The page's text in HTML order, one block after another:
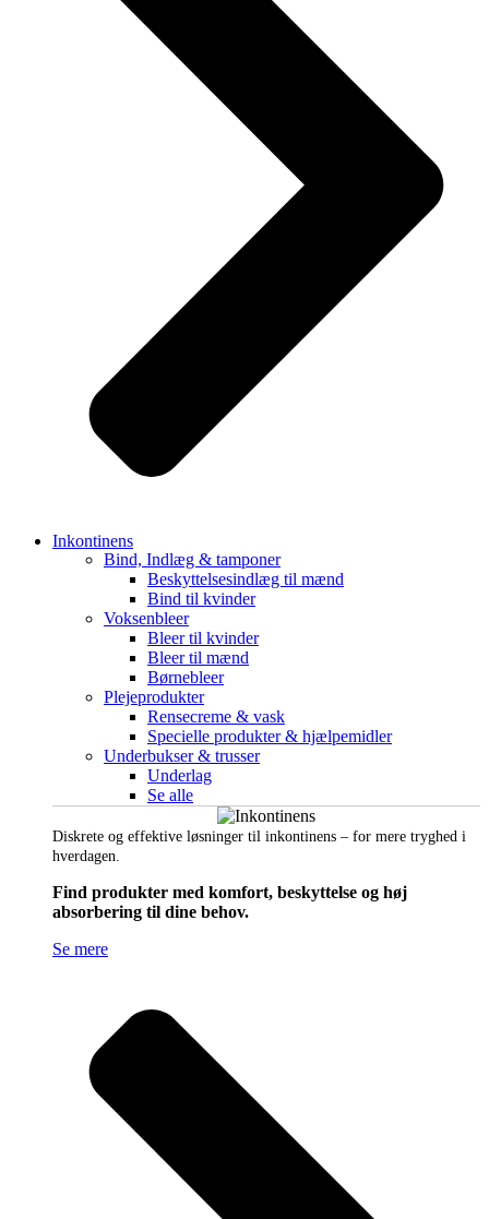
Inkontinens
Bind, Indlæg & tamponer
Beskyttelsesindlæg til mænd
Bind til kvinder
Voksenbleer
Bleer til kvinder
Bleer til mænd
Børnebleer
Plejeprodukter
Rensecreme & vask
Specielle produkter & hjælpemidler
Underbukser & trusser
Underlag
Se alle
Diskrete og effektive løsninger til inkontinens – for mere tryghed i
hverdagen.
Find produkter med komfort, beskyttelse og høj
absorbering til dine behov.
Se mere